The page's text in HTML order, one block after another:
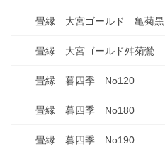
畳縁 大宮ゴールド 亀菊黒
畳縁 大宮ゴールド舛菊鶯
畳縁 暮四季 No120
畳縁 暮四季 No180
畳縁 暮四季 No190